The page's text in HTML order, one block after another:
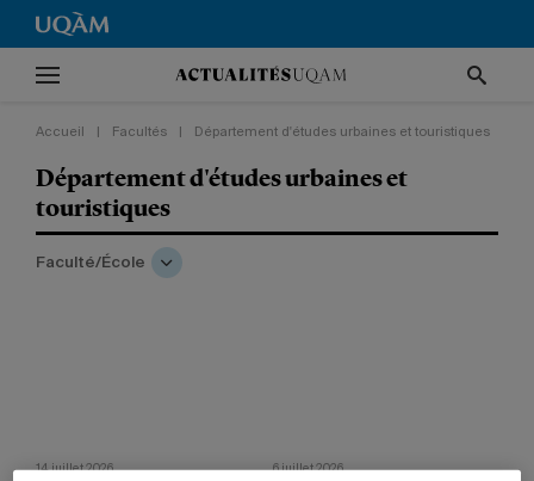
Accueil Facultés Département d'études urbaines et touristiques
Département d'études urbaines et
touristiques
Faculté/École
14 juillet 2026 6 juillet 2026